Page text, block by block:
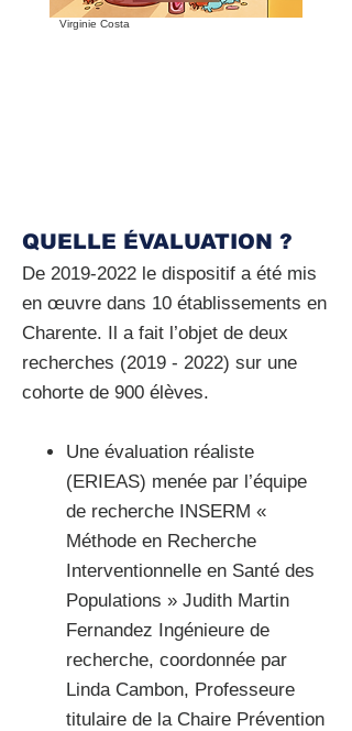
Virginie Costa
QUELLE ÉVALUATION ?
De 2019-2022 le dispositif a été mis
en œuvre dans 10 établissements en
Charente. Il a fait l’objet de deux
recherches (2019 - 2022) sur une
cohorte de 900 élèves.
Une évaluation réaliste
(ERIEAS) menée par l’équipe
de recherche INSERM «
Méthode en Recherche
Interventionnelle en Santé des
Populations » Judith Martin
Fernandez Ingénieure de
recherche, coordonnée par
Linda Cambon, Professeure
titulaire de la Chaire Prévention